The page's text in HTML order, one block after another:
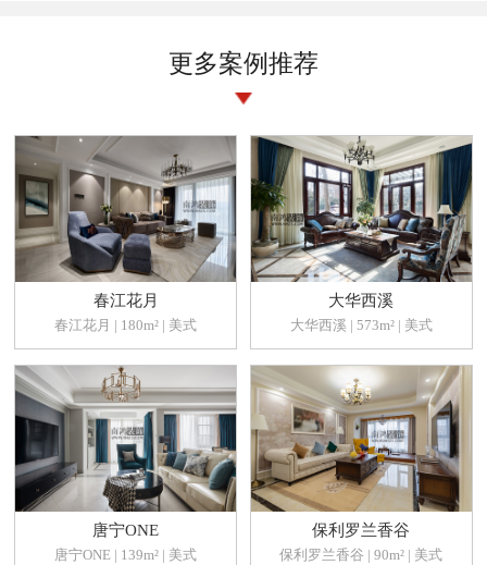
更多案例推荐
春江花月
春江花月 | 180m² | 美式
大华西溪
大华西溪 | 573m² | 美式
唐宁ONE
唐宁ONE | 139m² | 美式
保利罗兰香谷
保利罗兰香谷 | 90m² | 美式